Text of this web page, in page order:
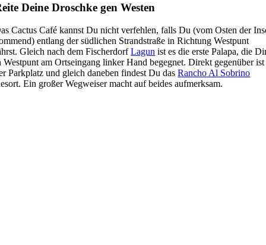
Deine Droschke gen Westen
Cactus Café kannst Du nicht verfehlen, falls Du (vom Osten der
entlang der südlichen Strandstraße in Richtung Westpunt
Gleich nach dem FischerdorfLagun ist es die erste Palapa, die
Westpunt am Ortseingang linker Hand begegnet. Direkt gegenüber ist
Parkplatz und gleich daneben findest Du dasRancho Al Sobrino
Ein großer Wegweiser macht auf beides aufmerksam.